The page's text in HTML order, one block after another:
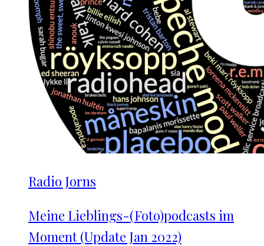
Radio Jorns
Meine Lieblings-(Foto)podcasts im
Moment (Update Jan 2022)